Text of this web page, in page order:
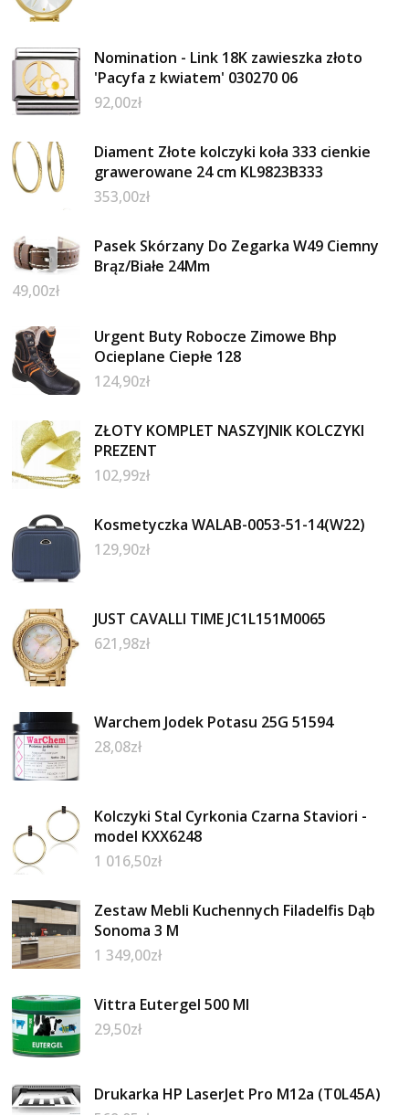
Nomination - Link 18K zawieszka złoto
'Pacyfa z kwiatem' 030270 06
92,00zł
Diament Złote kolczyki koła 333 cienkie
grawerowane 24 cm KL9823B333
353,00zł
Pasek Skórzany Do Zegarka W49 Ciemny
Brąz/Białe 24Mm
49,00zł
Urgent Buty Robocze Zimowe Bhp
Ocieplane Ciepłe 128
124,90zł
ZŁOTY KOMPLET NASZYJNIK KOLCZYKI
PREZENT
102,99zł
Kosmetyczka WALAB-0053-51-14(W22)
129,90zł
JUST CAVALLI TIME JC1L151M0065
621,98zł
Warchem Jodek Potasu 25G 51594
28,08zł
Kolczyki Stal Cyrkonia Czarna Staviori -
model KXX6248
1 016,50zł
Zestaw Mebli Kuchennych Filadelfis Dąb
Sonoma 3 M
1 349,00zł
Vittra Eutergel 500 Ml
29,50zł
Drukarka HP LaserJet Pro M12a (T0L45A)